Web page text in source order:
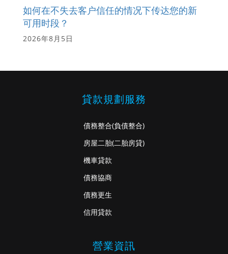
如何在不失去客户信任的情况下传达您的新
可用时段？
2026年8月5日
貸款規劃服務
債務整合(負債整合)
房屋二胎(二胎房貸)
機車貸款
債務協商
債務更生
信用貸款
營業資訊